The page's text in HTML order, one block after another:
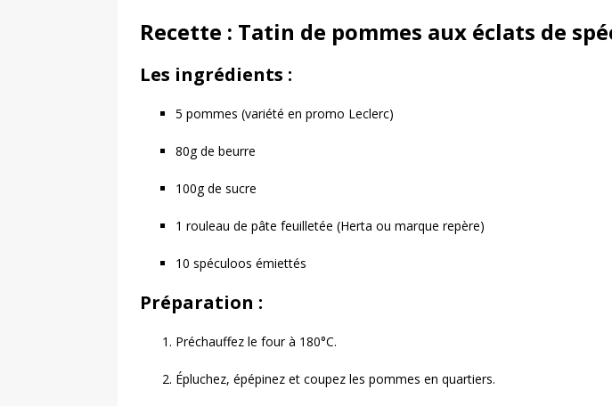
Recette : Tatin de pommes aux éclats de
Les ingrédients :
5 pommes (variété en promo Leclerc)
80g de beurre
100g de sucre
1 rouleau de pâte feuilletée (Herta ou marque repère)
10 spéculoos émiettés
Préparation :
Préchauffez le four à 180°C.
Épluchez, épépinez et coupez les pommes en quartiers.